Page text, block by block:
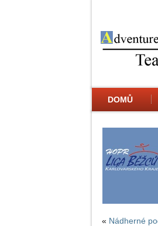
DOMŮ
« Nádherné